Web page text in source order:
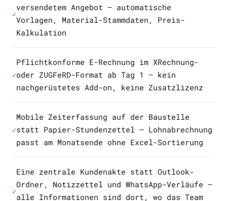
✓
versendetem Angebot — automatische
Vorlagen, Material-Stammdaten, Preis-
Kalkulation
✓
Pflichtkonforme E-Rechnung im XRechnung-
oder ZUGFeRD-Format ab Tag 1 — kein
nachgerüstetes Add-on, keine Zusatzlizenz
✓
Mobile Zeiterfassung auf der Baustelle
statt Papier-Stundenzettel — Lohnabrechnung
passt am Monatsende ohne Excel-Sortierung
✓
Eine zentrale Kundenakte statt Outlook-
Ordner, Notizzettel und WhatsApp-Verläufe —
alle Informationen sind dort, wo das Team